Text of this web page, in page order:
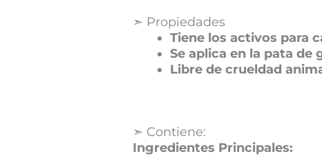
➣ Propiedades
Tiene los activos para
Se aplica en la pata de
Libre de crueldad
➣ Contiene:
Ingredientes Principales: